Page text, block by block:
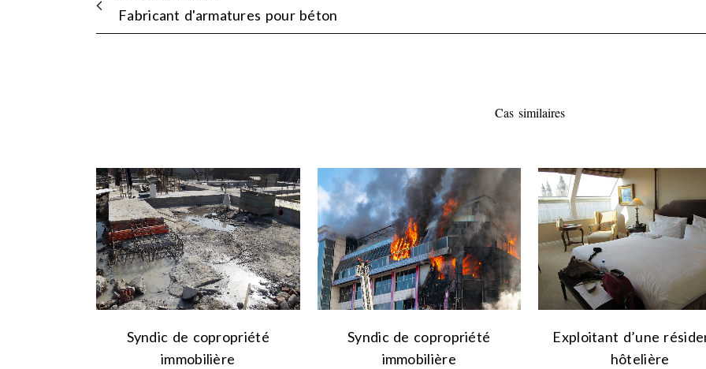
Fabricant d'armatures pour béton
Cas similaires
VIEW
Syndic de copropriété
immobilière
VIEW
Syndic de copropriété
immobilière
VIEW
Exploitant d’une
hôtelière